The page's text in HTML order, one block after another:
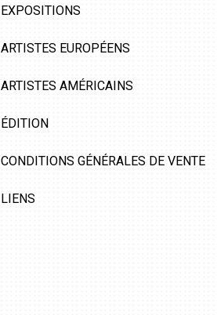
EXPOSITIONS
ARTISTES EUROPÉENS
ARTISTES AMÉRICAINS
ÉDITION
CONDITIONS GÉNÉRALES DE VENTE
LIENS